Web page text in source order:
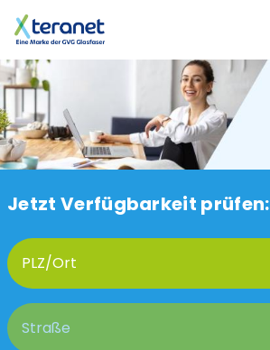
Jetzt Verfügbarkeit prüfen: